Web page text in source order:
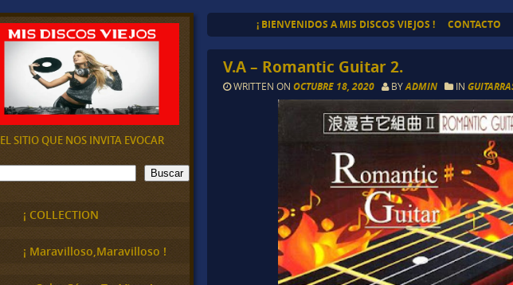
¡ BIENVENIDOS A MIS DISCOS VIEJOS ! CONTACTO
V.A – Romantic Guitar 2.
WRITTEN ONOCTUBRE 18, 2020 BYADMIN IN
EL SITIO QUE NOS INVITA EVOCAR
Buscar
¡ COLLECTION
¡ Maravilloso,Maravilloso !